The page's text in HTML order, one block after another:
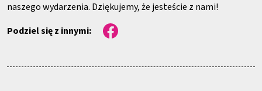
naszego wydarzenia. Dziękujemy, że jesteście z nami!
Podziel się z innymi: